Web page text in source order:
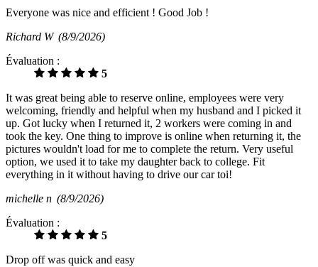
Everyone was nice and efficient ! Good Job !
Richard W (8/9/2026)
Évaluation :
5
It was great being able to reserve online, employees were very
welcoming, friendly and helpful when my husband and I picked it
up. Got lucky when I returned it, 2 workers were coming in and
took the key. One thing to improve is online when returning it, the
pictures wouldn't load for me to complete the return. Very useful
option, we used it to take my daughter back to college. Fit
everything in it without having to drive our car toi!
michelle n (8/9/2026)
Évaluation :
5
Drop off was quick and easy